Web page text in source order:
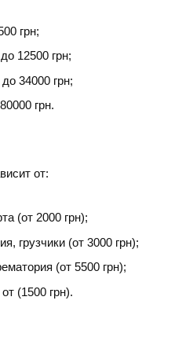
грн;
12500 грн;
34000 грн;
грн.
от:
(от 2000 грн);
грузчики (от 3000 грн);
(от 5500 грн);
(1500 грн).